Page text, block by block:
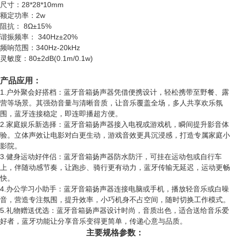
尺寸：28*28*10mm
额定功率：2w
阻抗： 8Ω±15%
谐振频率： 340Hz±20%
频响范围：340Hz-20kHz
灵敏度：80±2dB(0.1m/0.1w)
产品应用：
1.户外聚会好搭档：蓝牙音箱扬声器凭借便携设计，轻松携带至野餐、露
营等场景。其强劲音量与清晰音质，让音乐覆盖全场，多人共享欢乐氛
围，蓝牙连接稳定，即连即播超方便。
2.家庭娱乐新选择：蓝牙音箱扬声器接入电视或游戏机，瞬间提升影音体
验。立体声效让电影对白更生动，游戏音效更具沉浸感，打造专属家庭小
影院。
3.健身运动好伴侣：蓝牙音箱扬声器防水防汗，可挂在运动包或自行车
上，伴随动感节奏，让跑步、骑行更有动力，蓝牙传输无延迟，运动更畅
快。
4.办公学习小助手：蓝牙音箱扬声器连接电脑或手机，播放轻音乐或白噪
音，营造专注氛围，提升效率，小巧机身不占空间，随时切换工作模式。
5.礼物赠送优选：蓝牙音箱扬声器设计时尚，音质出色，适合送给音乐爱
好者，蓝牙功能让分享音乐变得更简单，传递心意与品质。
主要规格参数：